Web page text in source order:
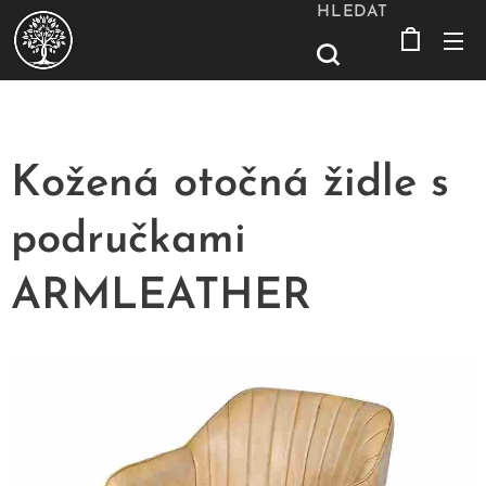
HLEDAT
Kožená otočná židle s
područkami
ARMLEATHER